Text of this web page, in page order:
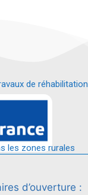
de réhabilitation
les zones rurales
d’ouverture :